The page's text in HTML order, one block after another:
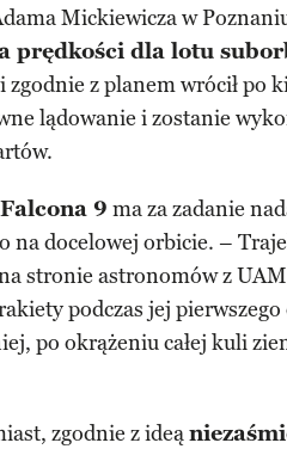
Mickiewicza w
prędkości dla lotu
zgodnie z planem wrócił po
lądowanie i zostanie
9 ma za zadanie
na docelowej orbicie. –
stronie astronomów z
podczas jej
po okrążeniu całej kuli
zgodnie z ideą